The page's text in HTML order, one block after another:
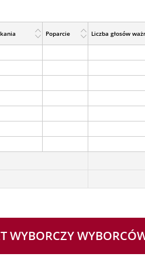
Poparcie Liczba głosów
WYBORCZY